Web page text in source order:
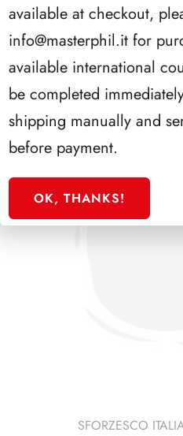
SFORZESCO
available at checkout,
info@masterphil.it for
available international
be completed
shipping manually and
before payment.
OK, THANKS!